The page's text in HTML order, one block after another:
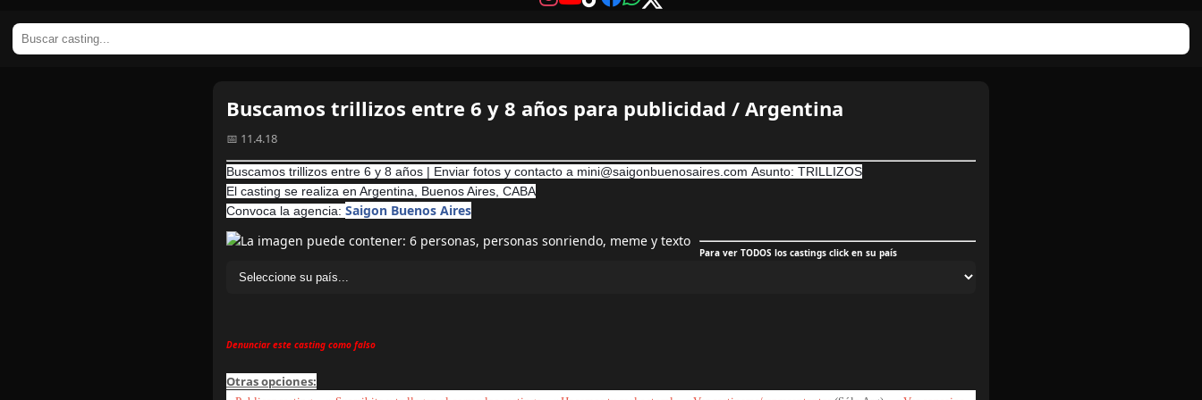
Buscamos trillizos entre 6 y 8 años para publicidad / Argentina
📅 11.4.18
Buscamos trillizos entre 6 y 8 años | Enviar fotos y contacto a mini@saigonbuenosaires.com Asunto: TRILLIZOS
El casting se realiza en Argentina, Buenos Aires, CABA
Convoca la agencia: Saigon Buenos Aires
Para ver TODOS los castings click en su país
Denunciar este casting como falso
Otras opciones: